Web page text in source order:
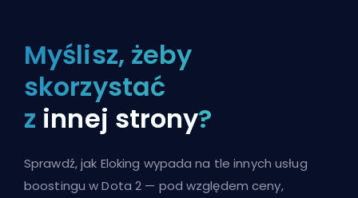
Myślisz, żeby
skorzystać
z innej strony?
Sprawdź, jak Eloking wypada na tle innych usług
boostingu w Dota 2 — pod względem ceny,